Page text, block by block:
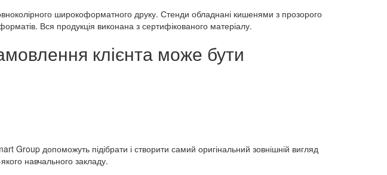
широкоформатного друку. Стенди обладнані кишенями з прозорого
Вся продукція виконана з сертифікованого матеріалу.
клієнта може бути
Group допоможуть підібрати і створити самий оригінальний зовнішній вигляд
навчального закладу.